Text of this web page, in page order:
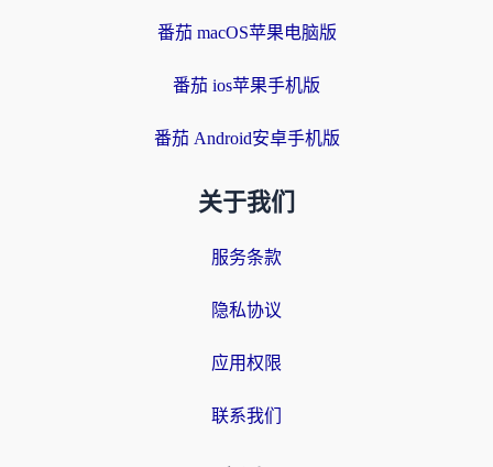
番茄 macOS苹果电脑版
番茄 ios苹果手机版
番茄 Android安卓手机版
关于我们
服务条款
隐私协议
应用权限
联系我们